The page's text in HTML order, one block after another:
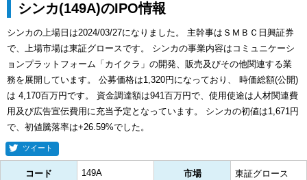
シンカ(149A)のIPO情報
シンカの上場日は2024/03/27になりました。 主幹事はＳＭＢＣ日興証券
で、上場市場は東証グロースです。 シンカの事業内容はコミュニケーシ
ョンプラットフォーム「カイクラ」の開発、販売及びその他関連する業
務を展開しています。 公募価格は1,320円になっており、 時価総額(公開)
は 4,170百万円です。 資金調達額は941百万円で、使用使途は人材関連費
用及び広告宣伝費用に充当予定となっています。 シンカの初値は1,671円
で、初値騰落率は+26.59%でした。
ツイート
コード 149A 市場 東証グロース